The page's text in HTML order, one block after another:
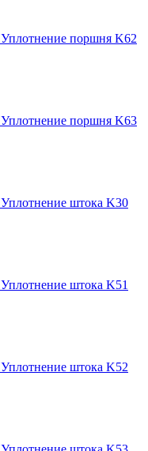
Уплотнение поршня K62
Уплотнение поршня K63
Уплотнение штока K30
Уплотнение штока K51
Уплотнение штока K52